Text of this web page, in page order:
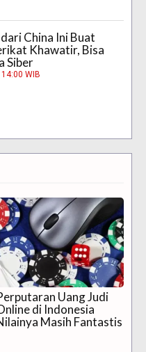
China Ini Buat
Khawatir, Bisa
Siber
WIB
Uang Judi
di Indonesia
Masih Fantastis